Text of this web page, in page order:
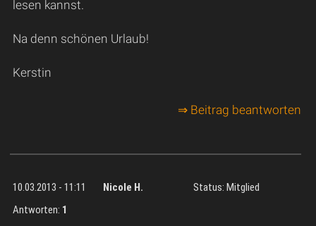
lesen kannst.
Na denn schönen Urlaub!
Kerstin
⇒ Beitrag beantworten
10.03.2013 - 11:11 Nicole H.
Status: Mitglied
Antworten: 1